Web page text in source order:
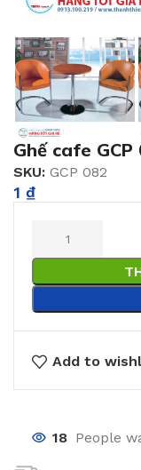
Ghế cafe GCP
SKU: GCP 082
1 ₫
Add to
18 People